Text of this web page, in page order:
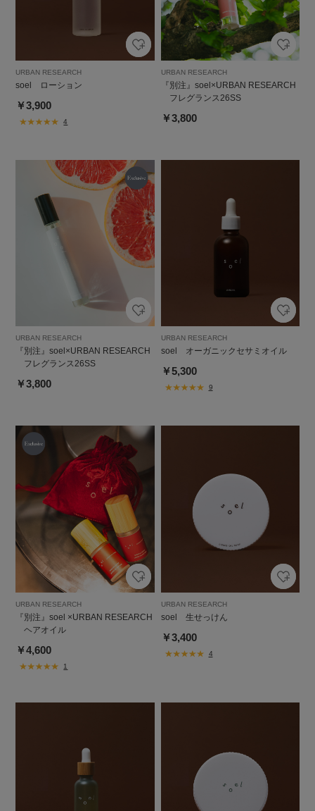
URBAN RESEARCH
soel ローション
￥3,900
4
URBAN RESEARCH
『別注』soel×URBAN RESEARCH
フレグランス26SS
￥3,800
URBAN RESEARCH
『別注』soel×URBAN RESEARCH
フレグランス26SS
￥3,800
URBAN RESEARCH
soel オーガニックセサミオイル
￥5,300
9
URBAN RESEARCH
『別注』soel ×URBAN RESEARCH
ヘアオイル
￥4,600
1
URBAN RESEARCH
soel 生せっけん
￥3,400
4